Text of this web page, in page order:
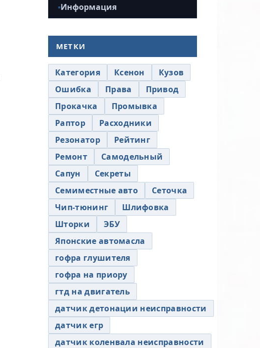
Информация
МЕТКИ
Категория Ксенон
Кузов
Ошибка
Права
Привод
Прокачка
Промывка
Раптор
Расходники
Резонатор
Рейтинг
Ремонт
Самодельный
Сапун
Секреты
Семиместные авто
Сеточка
Чип-тюнинг
Шлифовка
Шторки
ЭБУ
Японские автомасла
гофра глушителя
гофра на приору
гтд на двигатель
датчик детонации неисправности
датчик егр
датчик коленвала неисправности